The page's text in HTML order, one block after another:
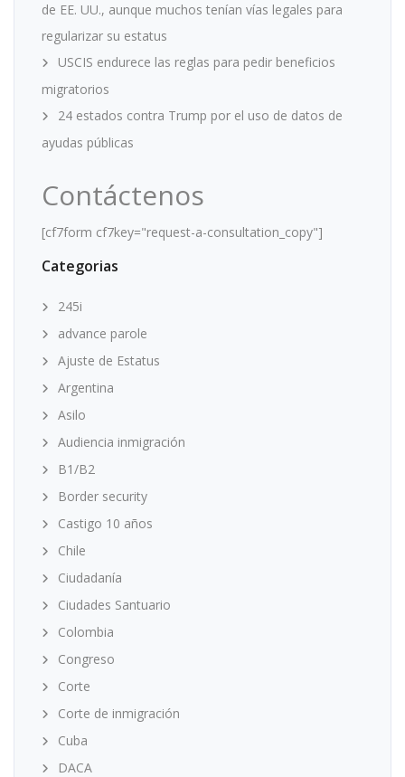
de EE. UU., aunque muchos tenían vías legales para
regularizar su estatus
USCIS endurece las reglas para pedir beneficios
migratorios
24 estados contra Trump por el uso de datos de
ayudas públicas
Contáctenos
[cf7form cf7key="request-a-consultation_copy"]
Categorias
245i
advance parole
Ajuste de Estatus
Argentina
Asilo
Audiencia inmigración
B1/B2
Border security
Castigo 10 años
Chile
Ciudadanía
Ciudades Santuario
Colombia
Congreso
Corte
Corte de inmigración
Cuba
DACA